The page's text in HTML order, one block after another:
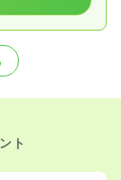
ト